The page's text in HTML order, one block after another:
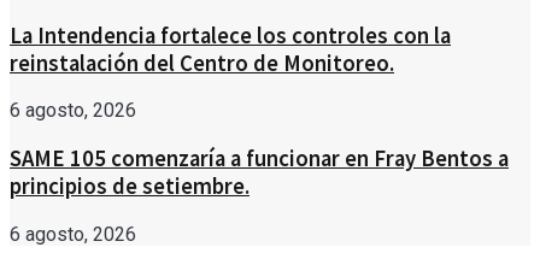
La Intendencia fortalece los controles con la
reinstalación del Centro de Monitoreo.
6 agosto, 2026
SAME 105 comenzaría a funcionar en Fray Bentos a
principios de setiembre.
6 agosto, 2026